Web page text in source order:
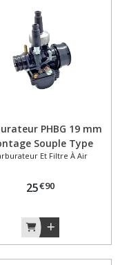
PHBG 19 mm
Souple Type
Peugeot 103 SP
Et Filtre À Air
25€90